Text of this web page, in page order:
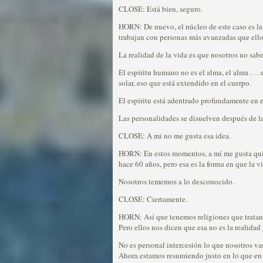
CLOSE: Está bien, seguro.
HORN: De nuevo, el núcleo de este caso es
trabajan con personas más avanzadas que
La realidad de la vida es que nosotros no
El espíritu humano no es el alma, el alma . .
solar, eso que está extendido en el cuerpo.
El espíritu está adentrado profundamente
Las personalidades se disuelven después de
CLOSE: A mi no me gusta esa idea.
HORN: En estos momentos, a mí me gusta
hace 60 años, pero esa es la forma en que la
Nosotros tememos a lo desconocido.
CLOSE: Ciertamente.
HORN: Así que tenemos religiones que
Pero ellos nos dicen que esa no es la
No es personal intercesión lo que nosotros
Ahora estamos resumiendo justo en lo que